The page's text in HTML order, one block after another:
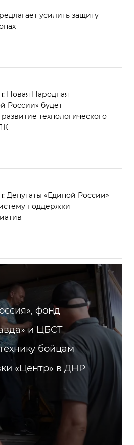
усилить защиту
Новая Народная
России» будет
технологического
Депутаты «Единой России»
поддержки
фонд
и ЦБСТ
бойцам
«Центр» в ДНР